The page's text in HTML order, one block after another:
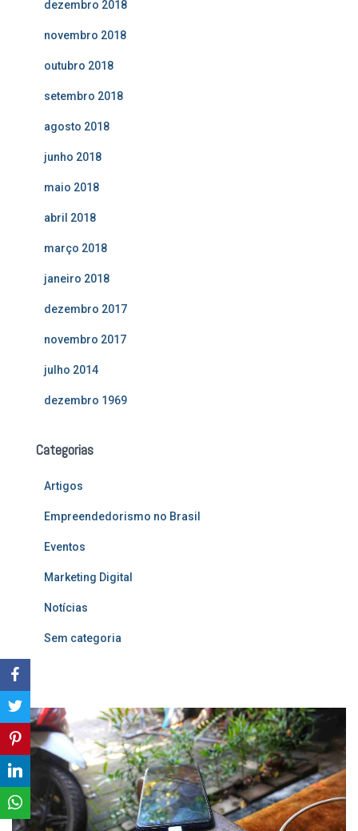
dezembro 2018
novembro 2018
outubro 2018
setembro 2018
agosto 2018
junho 2018
maio 2018
abril 2018
março 2018
janeiro 2018
dezembro 2017
novembro 2017
julho 2014
dezembro 1969
Categorias
Artigos
Empreendedorismo no Brasil
Eventos
Marketing Digital
Notícias
Sem categoria